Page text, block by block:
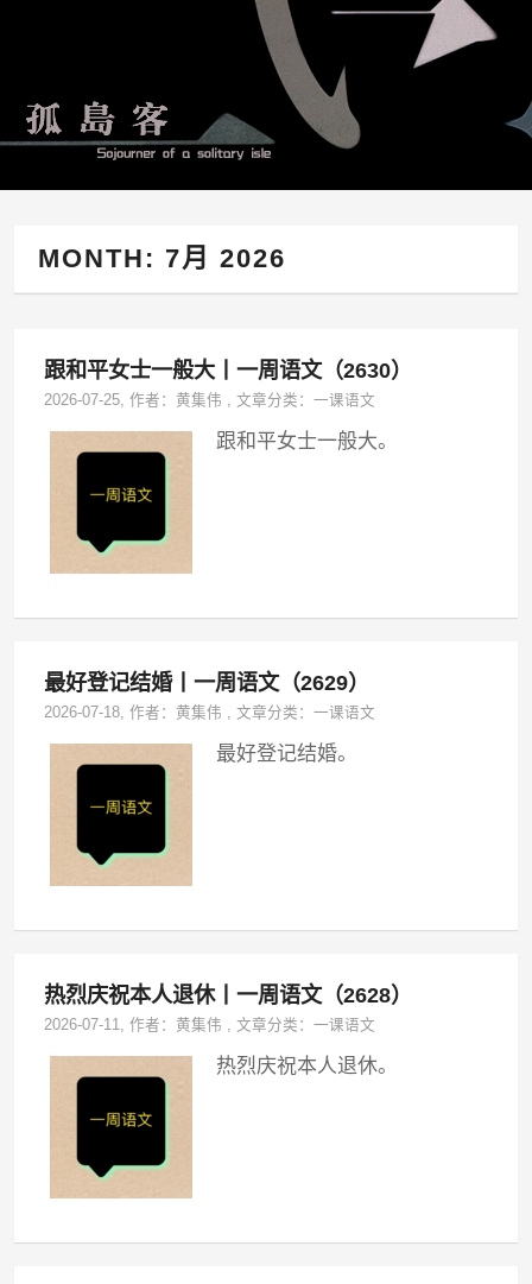
MONTH: 7月 2026
跟和平女士一般大丨一周语文（2630）
2026-07-25, 作者：黄集伟 ,文章分类：一课语文
跟和平女士一般大。
最好登记结婚丨一周语文（2629）
2026-07-18, 作者：黄集伟 ,文章分类：一课语文
最好登记结婚。
热烈庆祝本人退休丨一周语文（2628）
2026-07-11, 作者：黄集伟 ,文章分类：一课语文
热烈庆祝本人退休。